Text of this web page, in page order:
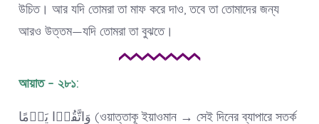
উচিত। আর যদি তোমরা তা মাফ করে দাও, তবে তা তোমাদের জন্য
আরও উত্তম—যদি তোমরা তা বুঝতে।
আয়াত – ২৮১:
وَاتَّقُوۡا یَوۡمًا (ওয়াত্তাকূ ইয়াওমান → সেই দিনের ব্যাপারে সতর্ক